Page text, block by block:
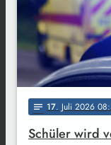
notes 17. Juli 2026
Schüler wird